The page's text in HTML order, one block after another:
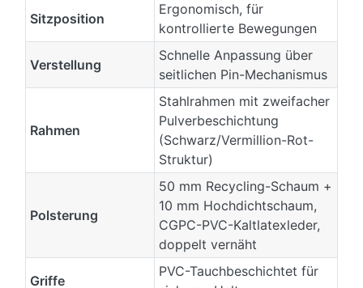
Sitzposition
Ergonomisch, für
kontrollierte Bewegungen
Verstellung
Schnelle Anpassung über
seitlichen Pin-Mechanismus
Rahmen
Stahlrahmen mit zweifacher
Pulverbeschichtung
(Schwarz/Vermillion-Rot-
Struktur)
Polsterung
50 mm Recycling-Schaum +
10 mm Hochdichtschaum,
CGPC-PVC-Kaltlatexleder,
doppelt vernäht
Griffe
PVC-Tauchbeschichtet für